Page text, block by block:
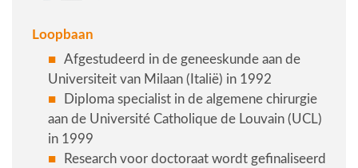
Loopbaan
Afgestudeerd in de geneeskunde aan de
Universiteit van Milaan (Italië) in 1992
Diploma specialist in de algemene chirurgie
aan de Université Catholique de Louvain (UCL)
in 1999
Research voor doctoraat wordt gefinaliseerd